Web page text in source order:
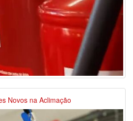
Novos na Aclimação